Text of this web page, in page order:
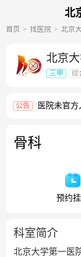
北
首页 找医院 北京
北京
三甲 综
公告 医院未官
骨科
预约
科室简介
北京大学第一医